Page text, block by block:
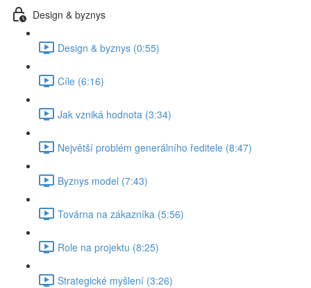
Design & byznys
Design & byznys (0:55)
Cíle (6:16)
Jak vzniká hodnota (3:34)
Největší problém generálního ředitele (8:47)
Byznys model (7:43)
Továrna na zákazníka (5:56)
Role na projektu (8:25)
Strategické myšlení (3:26)